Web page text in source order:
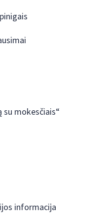
su mokesčiais“
informacija